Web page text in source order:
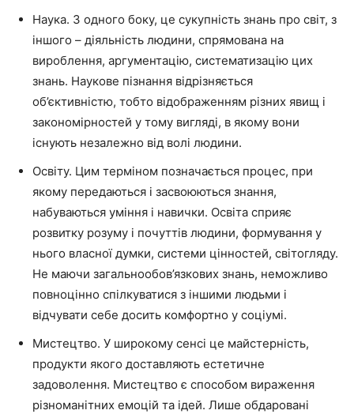
Наука. З одного боку, це сукупність знань про світ, з
іншого – діяльність людини, спрямована на
вироблення, аргументацію, систематизацію цих
знань. Наукове пізнання відрізняється
об’єктивністю, тобто відображенням різних явищ і
закономірностей у тому вигляді, в якому вони
існують незалежно від волі людини.
Освіту. Цим терміном позначається процес, при
якому передаються і засвоюються знання,
набуваються уміння і навички. Освіта сприяє
розвитку розуму і почуттів людини, формування у
нього власної думки, системи цінностей, світогляду.
Не маючи загальнообов’язкових знань, неможливо
повноцінно спілкуватися з іншими людьми і
відчувати себе досить комфортно у соціумі.
Мистецтво. У широкому сенсі це майстерність,
продукти якого доставляють естетичне
задоволення. Мистецтво є способом вираження
різноманітних емоцій та ідей. Лише обдаровані